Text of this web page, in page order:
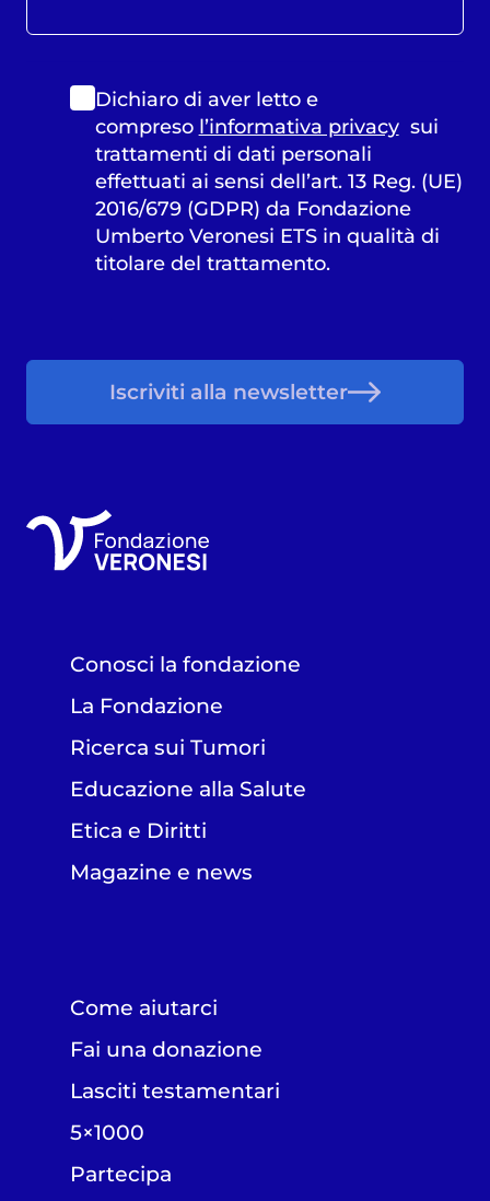
Dichiaro di aver letto e
compreso l’informativa privacysui
trattamenti di dati personali
effettuati ai sensi dell’art. 13 Reg. (UE)
2016/679 (GDPR) da Fondazione
Umberto Veronesi ETS in qualità di
titolare del trattamento.
Iscriviti alla newsletter
Conosci la fondazione
La Fondazione
Ricerca sui Tumori
Educazione alla Salute
Etica e Diritti
Magazine e news
Come aiutarci
Fai una donazione
Lasciti testamentari
5×1000
Partecipa